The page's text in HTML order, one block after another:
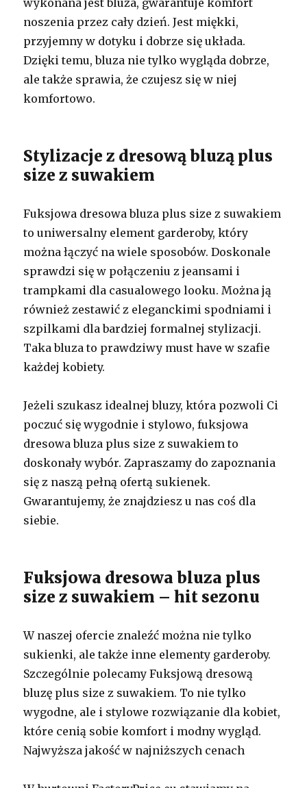
noszenia przez cały dzień. Jest miękki,
przyjemny w dotyku i dobrze się układa.
Dzięki temu, bluza nie tylko wygląda dobrze,
ale także sprawia, że czujesz się w niej
komfortowo.
Stylizacje z dresową bluzą plus
size z suwakiem
Fuksjowa dresowa bluza plus size z suwakiem
to uniwersalny element garderoby, który
można łączyć na wiele sposobów. Doskonale
sprawdzi się w połączeniu z jeansami i
trampkami dla casualowego looku. Można ją
również zestawić z eleganckimi spodniami i
szpilkami dla bardziej formalnej stylizacji.
Taka bluza to prawdziwy must have w szafie
każdej kobiety.
Jeżeli szukasz idealnej bluzy, która pozwoli Ci
poczuć się wygodnie i stylowo, fuksjowa
dresowa bluza plus size z suwakiem to
doskonały wybór. Zapraszamy do zapoznania
się z naszą pełną ofertą sukienek.
Gwarantujemy, że znajdziesz u nas coś dla
siebie.
Fuksjowa dresowa bluza plus
size z suwakiem – hit sezonu
W naszej ofercie znaleźć można nie tylko
sukienki, ale także inne elementy garderoby.
Szczególnie polecamy Fuksjową dresową
bluzę plus size z suwakiem. To nie tylko
wygodne, ale i stylowe rozwiązanie dla kobiet,
które cenią sobie komfort i modny wygląd.
Najwyższa jakość w najniższych cenach